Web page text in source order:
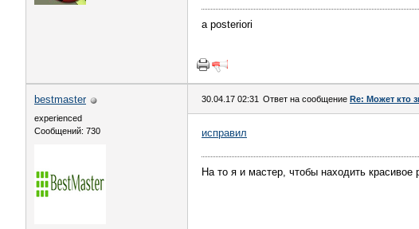
а posteriori
bestmaster
experienced
Сообщений: 730
30.04.17 02:31 Ответ на сообщение Re: Может кто
исправил
На то я и мастер, чтобы находить красивое